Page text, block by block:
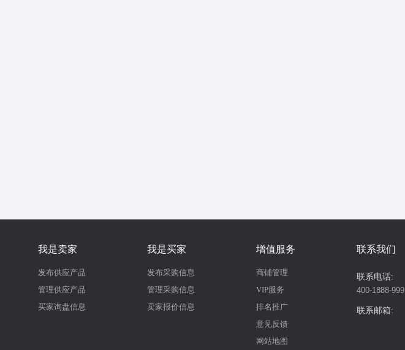
我是卖家
发布供应产品
管理供应产品
买家询盘信息
我是买家
发布采购信息
管理采购信息
卖家报价信息
增值服务
商铺管理
VIP服务
排名推广
意见反馈
网站地图
联系我们
联系电话:
400-1888-999
联系邮箱: